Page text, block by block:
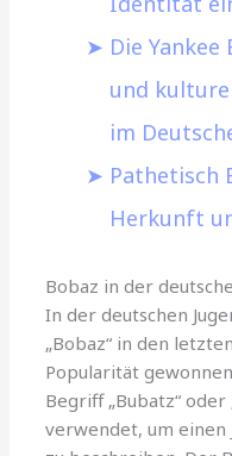
Die
und
im
Pathetisch
Herkunft
Bobaz in der
In der deutschen
„Bobaz“ in den
Popularität
Begriff „Bubatz“
verwendet, um einen